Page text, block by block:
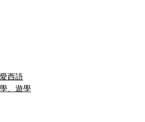
西語
、遊學